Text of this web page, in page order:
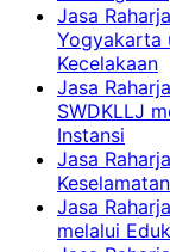
Jasa
Yogyakarta
Kecelakaan
Jasa
SWDKLLJ
Instansi
Jasa
Jasa
melalui